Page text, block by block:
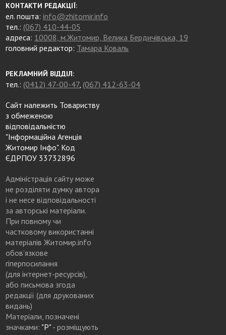
КОНТАКТИ РЕДАКЦІЇ:
ел. пошта:info@zhitomir.info
тел.: (067) 410-44-05
адреса: 10008, м.Житомир, Велика Бердичівська, 19
головний редактор: Тамара Коваль
РЕКЛАМНИЙ ВІДДІЛ:
тел.: (0412) 47-00-47, (067) 412-63-04
Сайт належить Товариству
з обмеженою
відповідальністю
"Інформаційна Агенція
Житомир Інфо". Код
ЄДРПОУ 33732896
Адміністрація сайту може
не розділяти думку автора
і не несе відповідальності
за авторські матеріали.
При повному чи
частковому використанні
матеріалів Житомир.info
обов’язкове
гіперпосилання
(для інтернет-ресурсів),
або письмова згода
редакції (для друкованих
видань)
Матеріали, позначені
значками: "Р"- розміщують